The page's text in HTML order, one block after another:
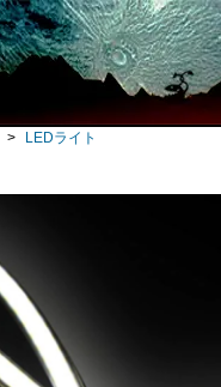
> LEDライト